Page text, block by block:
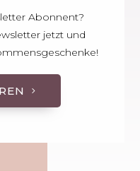
Abonnent?
jetzt und